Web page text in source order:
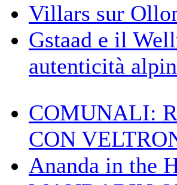
Villars sur
Gstaad e il
autenticità
COMUNALI:
CON
Ananda in the